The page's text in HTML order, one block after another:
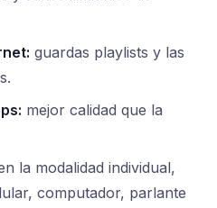
guardas playlists y las
mejor calidad que la
la modalidad individual,
computador, parlante